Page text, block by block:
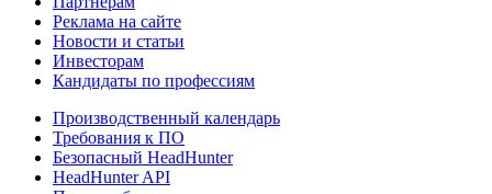
Реклама на сайте
Новости и статьи
Инвесторам
Кандидаты по профессиям
Производственный календарь
Требования к ПО
Безопасный HeadHunter
HeadHunter API